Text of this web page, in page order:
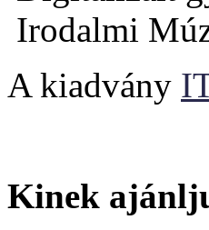
A kiadvány
Kinek